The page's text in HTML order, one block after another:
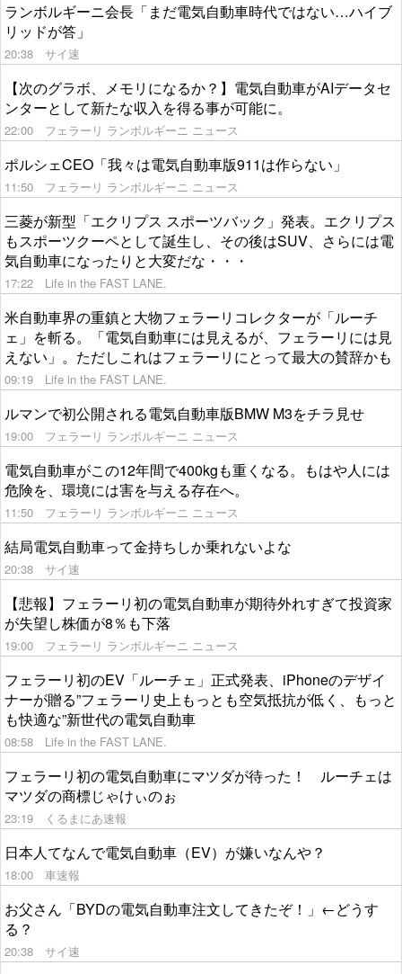
ランボルギーニ会長「まだ電気自動車時代ではない…ハイブ
リッドが答」
20:38 サイ速
【次のグラボ、メモリになるか？】電気自動車がAIデータセ
ンターとして新たな収入を得る事が可能に。
22:00 フェラーリ ランボルギーニ ニュース
ポルシェCEO「我々は電気自動車版911は作らない」
11:50 フェラーリ ランボルギーニ ニュース
三菱が新型「エクリプス スポーツバック」発表。エクリプス
もスポーツクーペとして誕生し、その後はSUV、さらには電
気自動車になったりと大変だな・・・
17:22 Life in the FAST LANE.
米自動車界の重鎮と大物フェラーリコレクターが「ルーチ
ェ」を斬る。「電気自動車には見えるが、フェラーリには見
えない」。ただしこれはフェラーリにとって最大の賛辞かも
09:19 Life in the FAST LANE.
ルマンで初公開される電気自動車版BMW M3をチラ見せ
19:00 フェラーリ ランボルギーニ ニュース
電気自動車がこの12年間で400kgも重くなる。もはや人には
危険を、環境には害を与える存在へ。
11:50 フェラーリ ランボルギーニ ニュース
結局電気自動車って金持ちしか乗れないよな
20:38 サイ速
【悲報】フェラーリ初の電気自動車が期待外れすぎて投資家
が失望し株価が8％も下落
19:00 フェラーリ ランボルギーニ ニュース
フェラーリ初のEV「ルーチェ」正式発表、iPhoneのデザイ
ナーが贈る”フェラーリ史上もっとも空気抵抗が低く、もっと
も快適な”新世代の電気自動車
08:58 Life in the FAST LANE.
フェラーリ初の電気自動車にマツダが待った！ ルーチェは
マツダの商標じゃけぃのぉ
23:19 くるまにあ速報
日本人てなんで電気自動車（EV）が嫌いなんや？
18:00 車速報
お父さん「BYDの電気自動車注文してきたぞ！」←どうす
る？
20:38 サイ速